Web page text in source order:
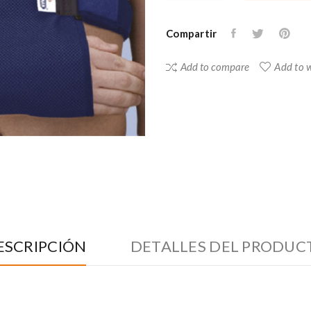
Compartir
Add to compare Add to
DETALLES DEL